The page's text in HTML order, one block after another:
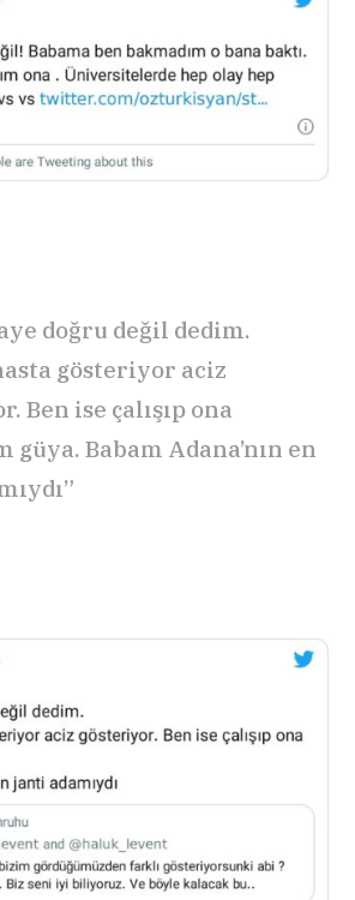
doğru değil dedim.
gösteriyor aciz
Ben ise çalışıp ona
güya. Babam Adana’nın en